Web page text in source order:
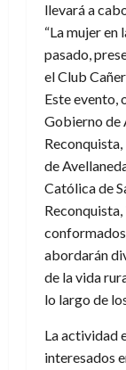
llevará a
“La mujer en
pasado,
el Club
Este evento,
Gobierno de
de
Católica de
abordarán
de la vida
lo largo de
La actividad
interesados